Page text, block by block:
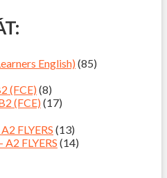
English) (85)
(FCE) (8)
(FCE) (17)
FLYERS (13)
FLYERS (14)